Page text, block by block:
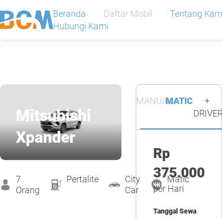
Beranda Daftar Mobil
Tentang
Hubungi Kami
Daftar Mobil
Tentang Kami
Daftar Harga
Mitsubishi
Xpander
7
Orang
Pertalite
City
Car
Matic
MANUALMATIC
+
Rp
375.000
per Hari
Tanggal Sewa